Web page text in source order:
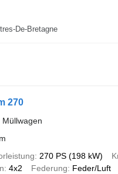
De-Bretagne
270
270 PS (198 kW)
4x2 Federung Feder/Luft